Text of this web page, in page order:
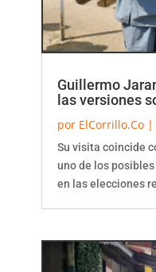
Guillermo
las versiones
por ElCorrillo.Co |
Su visita coincide
uno de los
en las elecciones